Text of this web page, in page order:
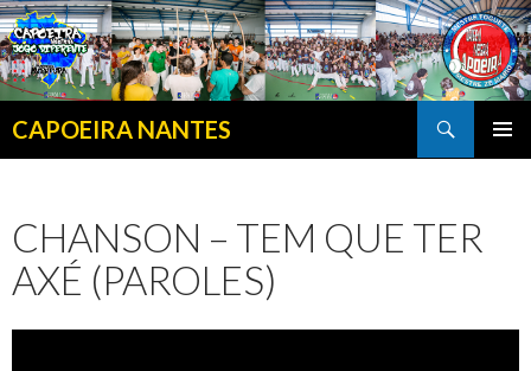
CAPOEIRA NANTES
CHANSON – TEM QUE TER
AXÉ (PAROLES)